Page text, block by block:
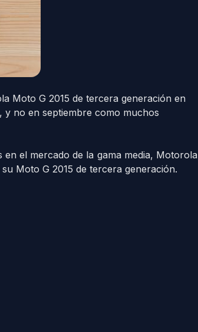
Moto G 2015 de tercera generación en
y no en septiembre como muchos
el mercado de la gama media, Motorola
Moto G 2015 de tercera generación.